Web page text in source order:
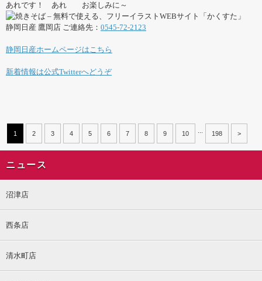
あれです！ あれ お楽しみに～
静岡日産 鷹岡店 ご連絡先： 0545-72-2123
静岡日産ホームページはこちら
新着情報は公式Twitterへどうぞ
1 2 3 4 5 6 7 8 9 10 198 >
ニュース
沼津店
西条店
清水町店